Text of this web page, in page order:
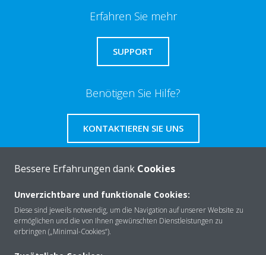
Erfahren Sie mehr
SUPPORT
Benötigen Sie Hilfe?
KONTAKTIEREN SIE UNS
Über Daikin
Bessere Erfahrungen dank Cookies
Unverzichtbare und funktionale Cookies:
Diese sind jeweils notwendig, um die Navigation auf unserer Website zu
ermöglichen und die von Ihnen gewünschten Dienstleistungen zu
erbringen („Minimal-Cookies“).